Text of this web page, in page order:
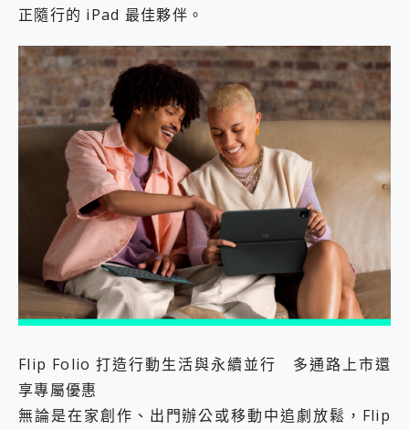
正隨行的 iPad 最佳夥伴。
Flip Folio 打造行動生活與永續並行 多通路上市還
享專屬優惠
無論是在家創作、出門辦公或移動中追劇放鬆，Flip